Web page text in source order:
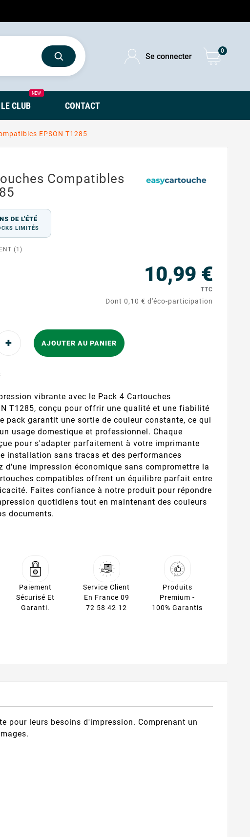
Se connecter
0
LE CLUB
NEW
CONTACT
EPSON T1285
Compatibles
DE L'ÉTÉ
LIMITÉS
(1)
10,99 €
TTC
Dont 0,10 € d'éco-participation
AJOUTER AU PANIER
vibrante avec le Pack 4 Cartouches
T1285, conçu pour offrir une qualité et une fiabilité
pack garantit une sortie de couleur constante, ce qui
usage domestique et professionnel. Chaque
pour s'adapter parfaitement à votre imprimante
installation sans tracas et des performances
d'une impression économique sans compromettre la
compatibles offrent un équilibre parfait entre
Faites confiance à notre produit pour répondre
quotidiens tout en maintenant des couleurs
documents.
Paiement
Sécurisé Et
Garanti.
Service Client
En France 09
72 58 42 12
Produits
Premium -
100% Garantis
pour leurs besoins d'impression. Comprenant un